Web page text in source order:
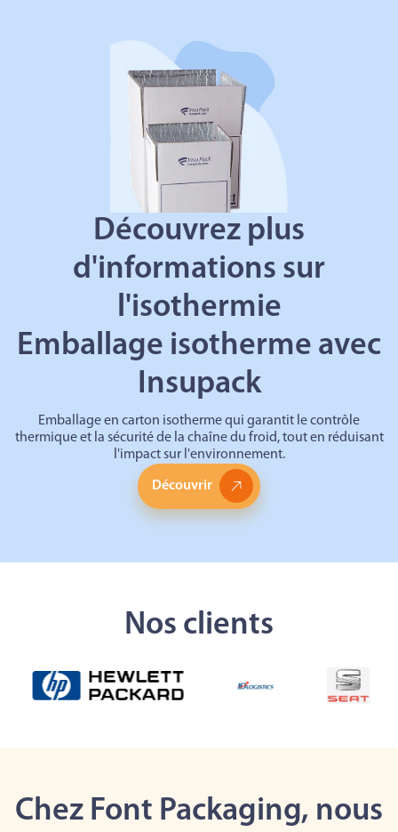
Découvrez plus
d'informations sur
l'isothermie
Emballage isotherme avec
Insupack
Emballage en carton isotherme qui garantit le contrôle
thermique et la sécurité de la chaîne du froid, tout en réduisant
l'impact sur l'environnement.
Découvrir
Nos clients
Chez Font Packaging, nous